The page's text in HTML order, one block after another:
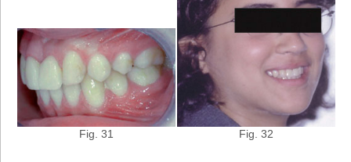
Fig. 31 Fig. 32